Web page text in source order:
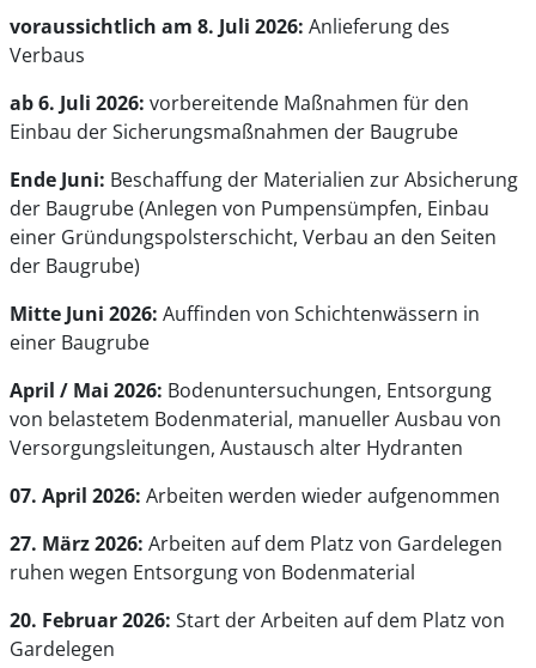
voraussichtlich am 8. Juli 2026: Anlieferung des
Verbaus
ab 6. Juli 2026: vorbereitende Maßnahmen für den
Einbau der Sicherungsmaßnahmen der Baugrube
Ende Juni: Beschaffung der Materialien zur Absicherung
der Baugrube (Anlegen von Pumpensümpfen, Einbau
einer Gründungspolsterschicht, Verbau an den Seiten
der Baugrube)
Mitte Juni 2026: Auffinden von Schichtenwässern in
einer Baugrube
April / Mai 2026: Bodenuntersuchungen, Entsorgung
von belastetem Bodenmaterial, manueller Ausbau von
Versorgungsleitungen, Austausch alter Hydranten
07. April 2026: Arbeiten werden wieder aufgenommen
27. März 2026: Arbeiten auf dem Platz von Gardelegen
ruhen wegen Entsorgung von Bodenmaterial
20. Februar 2026: Start der Arbeiten auf dem Platz von
Gardelegen